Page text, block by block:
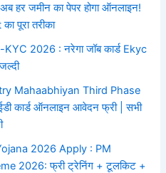
हर जमीन का पेपर होगा ऑनलाइन!
पूरा तरीका
2026 : नरेगा जॉब कार्ड Ekyc
Mahaabhiyan Third Phase
कार्ड ऑनलाइन आवेदन फ्री | सभी
2026 Apply : PM
2026: फ्री ट्रेनिंग + टूलकिट +